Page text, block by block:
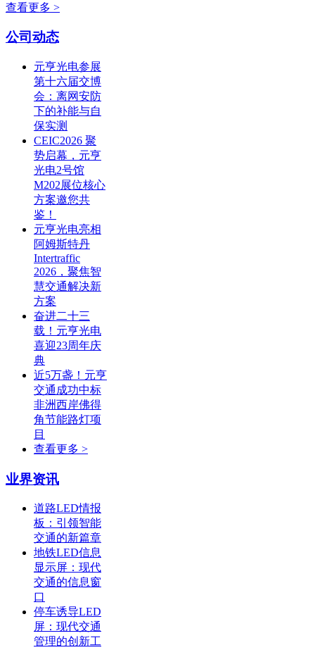
查看更多 >
公司动态
元亨光电参展
第十六届交博
会：离网安防
下的补能与自
保实测
CEIC2026 聚
势启幕，元亨
光电2号馆
M202展位核心
方案邀您共
鉴！
元亨光电亮相
阿姆斯特丹
Intertraffic
2026，聚焦智
慧交通解决新
方案
奋进二十三
载！元亨光电
喜迎23周年庆
典
近5万盏！元亨
交通成功中标
非洲西岸佛得
角节能路灯项
目
查看更多 >
业界资讯
道路LED情报
板：引领智能
交通的新篇章
地铁LED信息
显示屏：现代
交通的信息窗
口
停车诱导LED
屏：现代交通
管理的创新工